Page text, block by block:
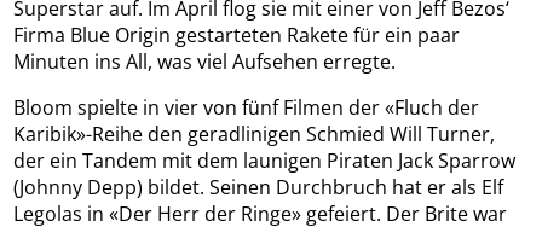
Superstar auf. Im April flog sie mit einer von Jeff Bezos‘
Firma Blue Origin gestarteten Rakete für ein paar
Minuten ins All, was viel Aufsehen erregte.
Bloom spielte in vier von fünf Filmen der «Fluch der
Karibik»-Reihe den geradlinigen Schmied Will Turner,
der ein Tandem mit dem launigen Piraten Jack Sparrow
(Johnny Depp) bildet. Seinen Durchbruch hat er als Elf
Legolas in «Der Herr der Ringe» gefeiert. Der Brite war